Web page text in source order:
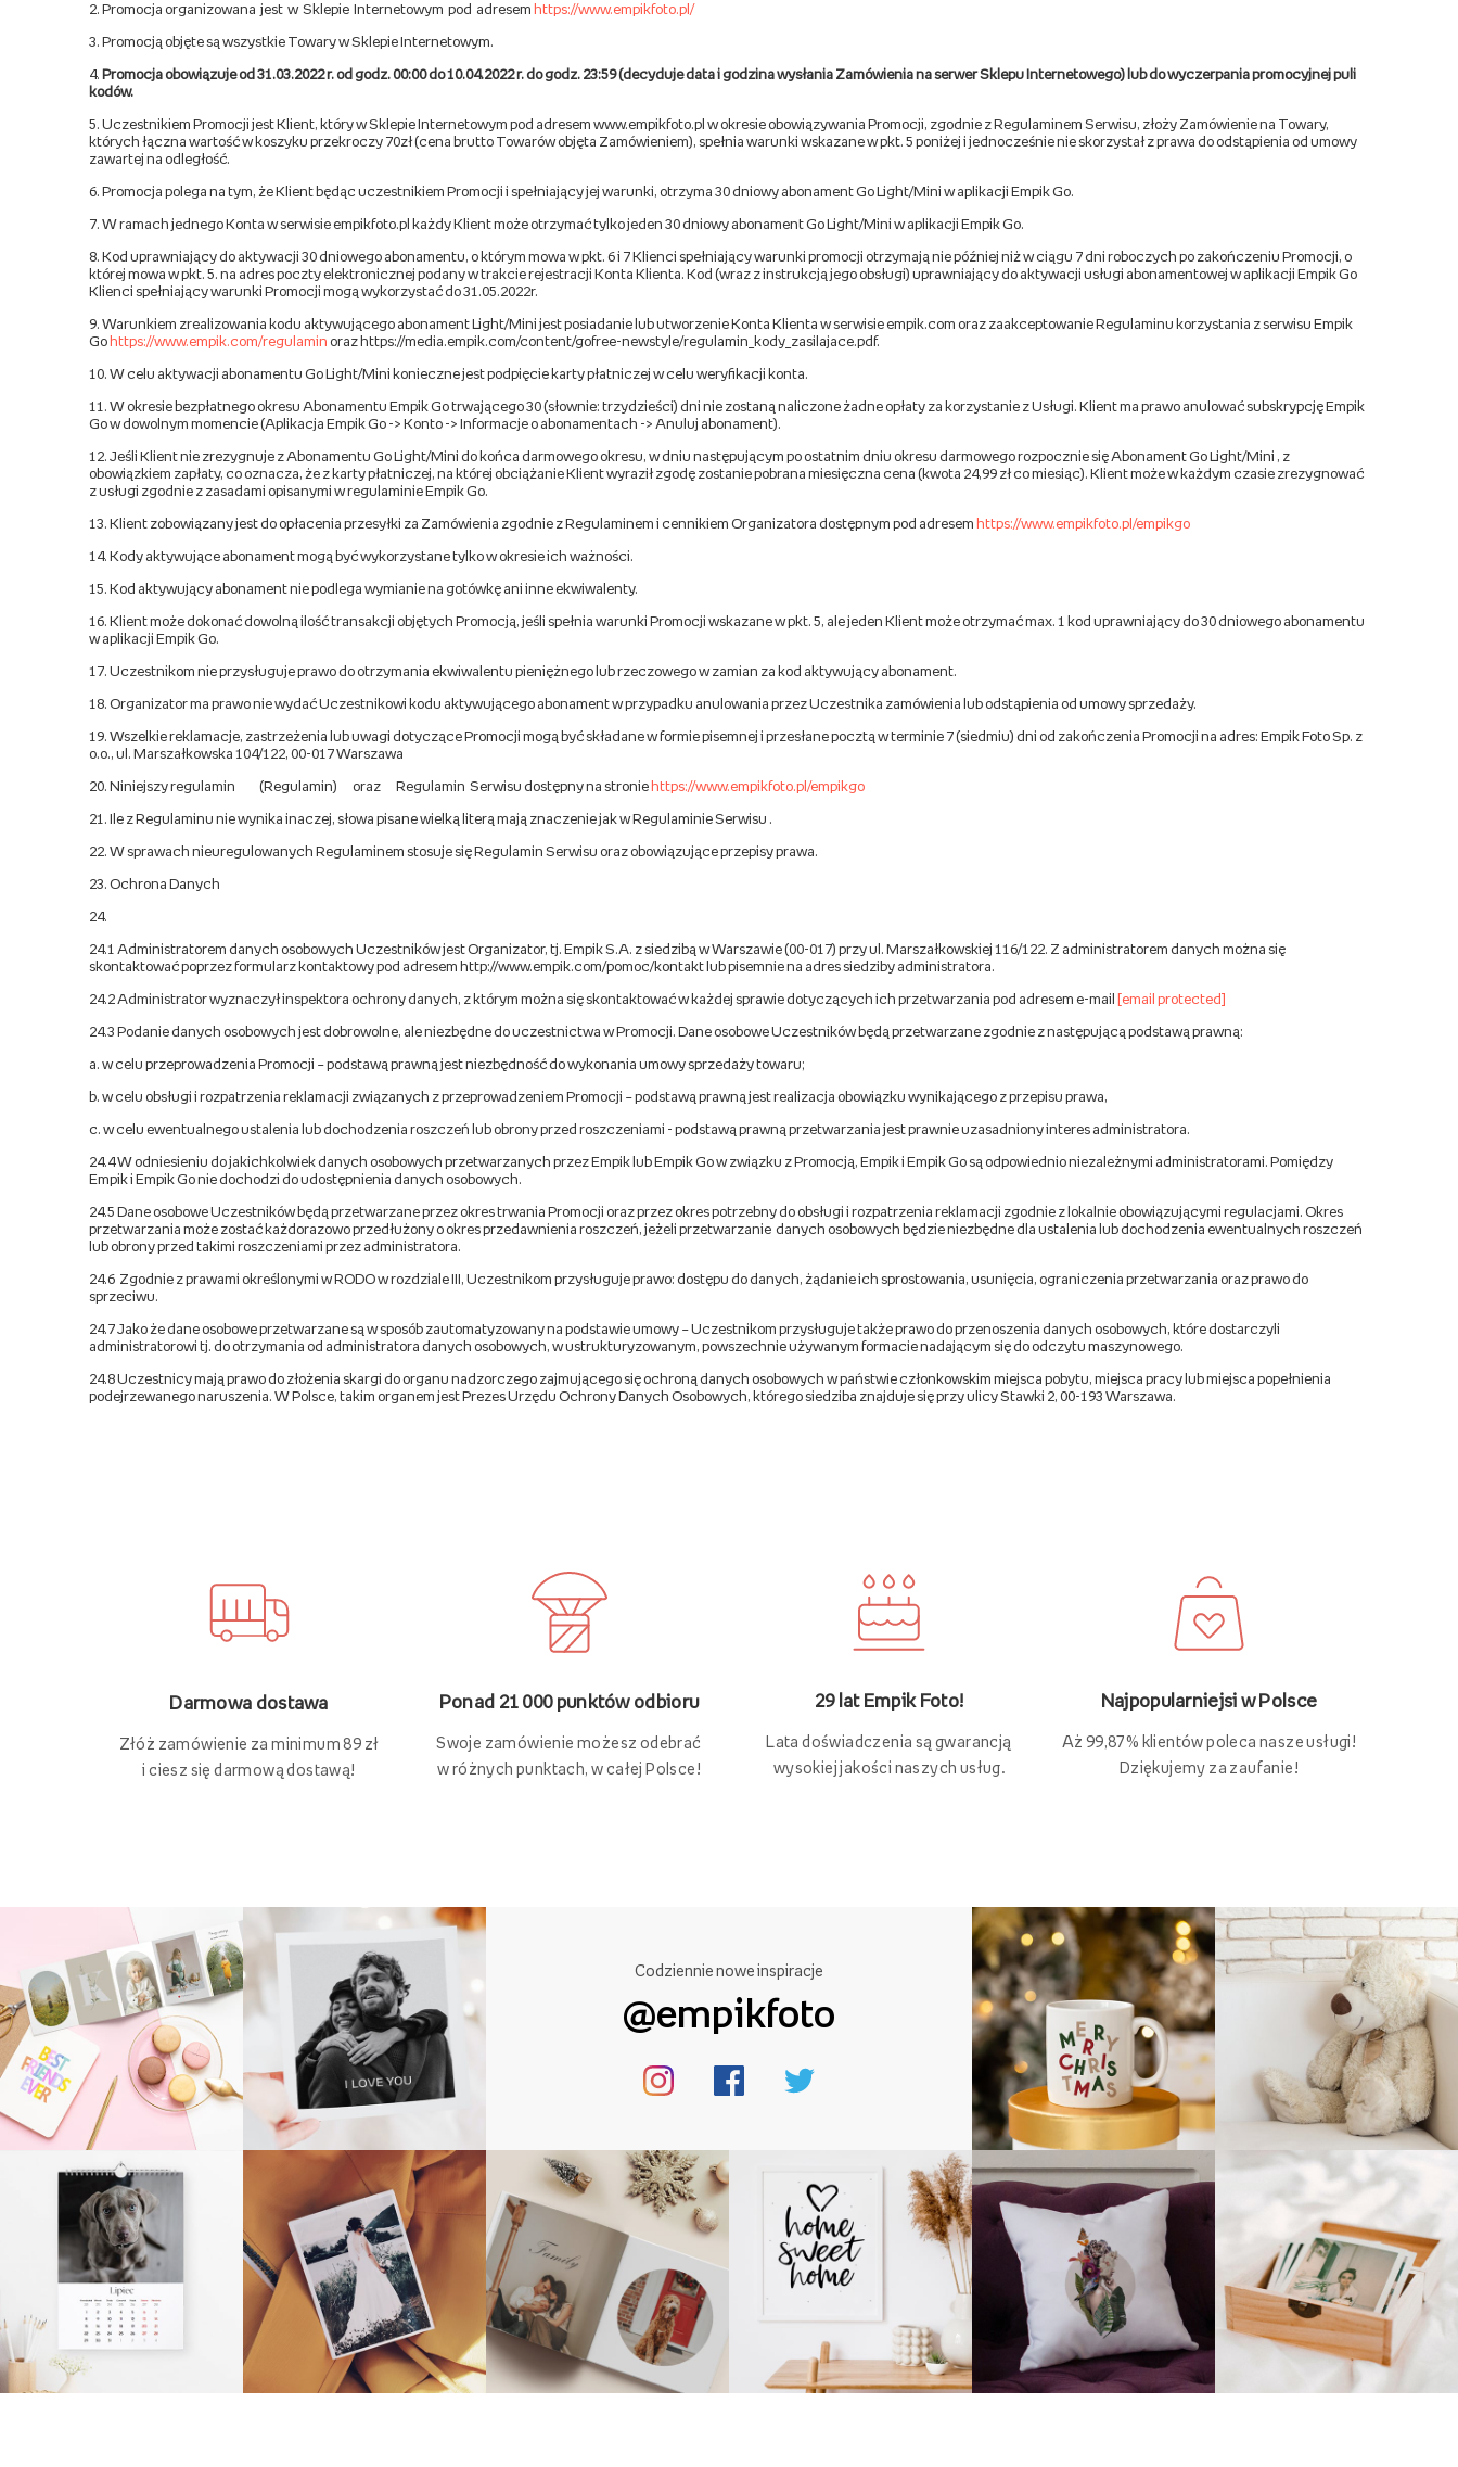
2. Promocja organizowana jest w Sklepie Internetowym pod adresem https://www.empikfoto.pl/
3. Promocją objęte są wszystkie Towary w Sklepie Internetowym.
4. Promocja obowiązuje od 31.03.2022 r. od godz. 00:00 do 10.04.2022 r. do godz. 23:59 (decyduje data i godzina wysłania Zamówienia na serwer Sklepu Internetowego) lub do wyczerpania promocyjnej puli
kodów.
5. Uczestnikiem Promocji jest Klient, który w Sklepie Internetowym pod adresem www.empikfoto.pl w okresie obowiązywania Promocji, zgodnie z Regulaminem Serwisu, złoży Zamówienie na Towary,
których łączna wartość w koszyku przekroczy 70zł (cena brutto Towarów objęta Zamówieniem), spełnia warunki wskazane w pkt. 5 poniżej i jednocześnie nie skorzystał z prawa do odstąpienia od umowy
zawartej na odległość.
6. Promocja polega na tym, że Klient będąc uczestnikiem Promocji i spełniający jej warunki, otrzyma 30 dniowy abonament Go Light/Mini w aplikacji Empik Go.
7. W ramach jednego Konta w serwisie empikfoto.pl każdy Klient może otrzymać tylko jeden 30 dniowy abonament Go Light/Mini w aplikacji Empik Go.
8. Kod uprawniający do aktywacji 30 dniowego abonamentu, o którym mowa w pkt. 6 i 7 Klienci spełniający warunki promocji otrzymają nie później niż w ciągu 7 dni roboczych po zakończeniu Promocji, o
której mowa w pkt. 5. na adres poczty elektronicznej podany w trakcie rejestracji Konta Klienta. Kod (wraz z instrukcją jego obsługi) uprawniający do aktywacji usługi abonamentowej w aplikacji Empik Go
Klienci spełniający warunki Promocji mogą wykorzystać do 31.05.2022r.
9. Warunkiem zrealizowania kodu aktywującego abonament Light/Mini jest posiadanie lub utworzenie Konta Klienta w serwisie empik.com oraz zaakceptowanie Regulaminu korzystania z serwisu Empik
Go https://www.empik.com/regulamin oraz https://media.empik.com/content/gofree-newstyle/regulamin_kody_zasilajace.pdf.
10. W celu aktywacji abonamentu Go Light/Mini konieczne jest podpięcie karty płatniczej w celu weryfikacji konta.
11. W okresie bezpłatnego okresu Abonamentu Empik Go trwającego 30 (słownie: trzydzieści) dni nie zostaną naliczone żadne opłaty za korzystanie z Usługi. Klient ma prawo anulować subskrypcję Empik
Go w dowolnym momencie (Aplikacja Empik Go -> Konto -> Informacje o abonamentach -> Anuluj abonament).
12. Jeśli Klient nie zrezygnuje z Abonamentu Go Light/Mini do końca darmowego okresu, w dniu następującym po ostatnim dniu okresu darmowego rozpocznie się Abonament Go Light/Mini , z
obowiązkiem zapłaty, co oznacza, że z karty płatniczej, na której obciążanie Klient wyraził zgodę zostanie pobrana miesięczna cena (kwota 24,99 zł co miesiąc). Klient może w każdym czasie zrezygnować
z usługi zgodnie z zasadami opisanymi w regulaminie Empik Go.
13. Klient zobowiązany jest do opłacenia przesyłki za Zamówienia zgodnie z Regulaminem i cennikiem Organizatora dostępnym pod adresem https://www.empikfoto.pl/empikgo
14. Kody aktywujące abonament mogą być wykorzystane tylko w okresie ich ważności.
15. Kod aktywujący abonament nie podlega wymianie na gotówkę ani inne ekwiwalenty.
16. Klient może dokonać dowolną ilość transakcji objętych Promocją, jeśli spełnia warunki Promocji wskazane w pkt. 5, ale jeden Klient może otrzymać max. 1 kod uprawniający do 30 dniowego abonamentu
w aplikacji Empik Go.
17. Uczestnikom nie przysługuje prawo do otrzymania ekwiwalentu pieniężnego lub rzeczowego w zamian za kod aktywujący abonament.
18. Organizator ma prawo nie wydać Uczestnikowi kodu aktywującego abonament w przypadku anulowania przez Uczestnika zamówienia lub odstąpienia od umowy sprzedaży.
19. Wszelkie reklamacje, zastrzeżenia lub uwagi dotyczące Promocji mogą być składane w formie pisemnej i przesłane pocztą w terminie 7 (siedmiu) dni od zakończenia Promocji na adres: Empik Foto Sp. z
o.o., ul. Marszałkowska 104/122, 00-017 Warszawa
20. Niniejszy regulamin (Regulamin) oraz Regulamin Serwisu dostępny na stronie https://www.empikfoto.pl/empikgo
21. Ile z Regulaminu nie wynika inaczej, słowa pisane wielką literą mają znaczenie jak w Regulaminie Serwisu .
22. W sprawach nieuregulowanych Regulaminem stosuje się Regulamin Serwisu oraz obowiązujące przepisy prawa.
23. Ochrona Danych
24.
24.1 Administratorem danych osobowych Uczestników jest Organizator, tj. Empik S.A. z siedzibą w Warszawie (00-017) przy ul. Marszałkowskiej 116/122. Z administratorem danych można się
skontaktować poprzez formularz kontaktowy pod adresem http://www.empik.com/pomoc/kontakt lub pisemnie na adres siedziby administratora.
24.2 Administrator wyznaczył inspektora ochrony danych, z którym można się skontaktować w każdej sprawie dotyczących ich przetwarzania pod adresem e-mail [email protected]
24.3 Podanie danych osobowych jest dobrowolne, ale niezbędne do uczestnictwa w Promocji. Dane osobowe Uczestników będą przetwarzane zgodnie z następującą podstawą prawną:
a. w celu przeprowadzenia Promocji – podstawą prawną jest niezbędność do wykonania umowy sprzedaży towaru;
b. w celu obsługi i rozpatrzenia reklamacji związanych z przeprowadzeniem Promocji – podstawą prawną jest realizacja obowiązku wynikającego z przepisu prawa,
c. w celu ewentualnego ustalenia lub dochodzenia roszczeń lub obrony przed roszczeniami - podstawą prawną przetwarzania jest prawnie uzasadniony interes administratora.
24.4 W odniesieniu do jakichkolwiek danych osobowych przetwarzanych przez Empik lub Empik Go w związku z Promocją, Empik i Empik Go są odpowiednio niezależnymi administratorami. Pomiędzy
Empik i Empik Go nie dochodzi do udostępnienia danych osobowych.
24.5 Dane osobowe Uczestników będą przetwarzane przez okres trwania Promocji oraz przez okres potrzebny do obsługi i rozpatrzenia reklamacji zgodnie z lokalnie obowiązującymi regulacjami. Okres
przetwarzania może zostać każdorazowo przedłużony o okres przedawnienia roszczeń, jeżeli przetwarzanie danych osobowych będzie niezbędne dla ustalenia lub dochodzenia ewentualnych roszczeń
lub obrony przed takimi roszczeniami przez administratora.
24.6 Zgodnie z prawami określonymi w RODO w rozdziale III, Uczestnikom przysługuje prawo: dostępu do danych, żądanie ich sprostowania, usunięcia, ograniczenia przetwarzania oraz prawo do
sprzeciwu.
24.7 Jako że dane osobowe przetwarzane są w sposób zautomatyzowany na podstawie umowy – Uczestnikom przysługuje także prawo do przenoszenia danych osobowych, które dostarczyli
administratorowi tj. do otrzymania od administratora danych osobowych, w ustrukturyzowanym, powszechnie używanym formacie nadającym się do odczytu maszynowego.
24.8 Uczestnicy mają prawo do złożenia skargi do organu nadzorczego zajmującego się ochroną danych osobowych w państwie członkowskim miejsca pobytu, miejsca pracy lub miejsca popełnienia
podejrzewanego naruszenia. W Polsce, takim organem jest Prezes Urzędu Ochrony Danych Osobowych, którego siedziba znajduje się przy ulicy Stawki 2, 00-193 Warszawa.
Darmowa dostawa
Złóż zamówienie za minimum 89 zł
i ciesz się darmową dostawą!
Ponad 21 000 punktów odbioru
Swoje zamówienie możesz odebrać
w różnych punktach, w całej Polsce!
29 lat Empik Foto!
Lata doświadczenia są gwarancją
wysokiej jakości naszych usług.
Najpopularniejsi w Polsce
Aż 99,87% klientów poleca nasze usługi!
Dziękujemy za zaufanie!
Codziennie nowe inspiracje
@empikfoto